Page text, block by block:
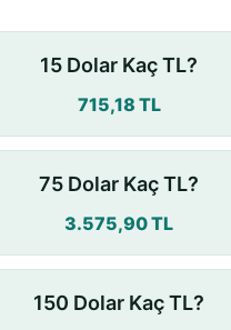
15 Dolar Kaç TL?
715,18 TL
75 Dolar Kaç TL?
3.575,90 TL
150 Dolar Kaç TL?